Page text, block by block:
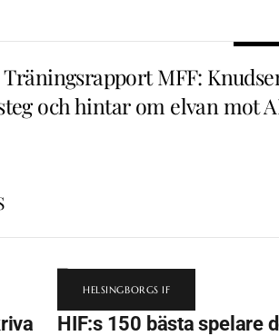
Träningsrapport MFF:
och hintar om elvan mot
HELSINGBORGS IF
HIF:s 150 bästa spelare